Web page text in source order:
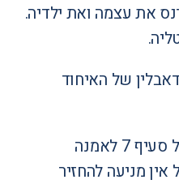
את עצמה ואת ילדיה.
של האיחוד
הוועדה קבעה כי כאשר נבחנת השאלה האם החזרתו של אדם למדינת מקלט ראשונה מהווה הפרה של סעיף 7 לאמנה
אין מניעה להחזיר